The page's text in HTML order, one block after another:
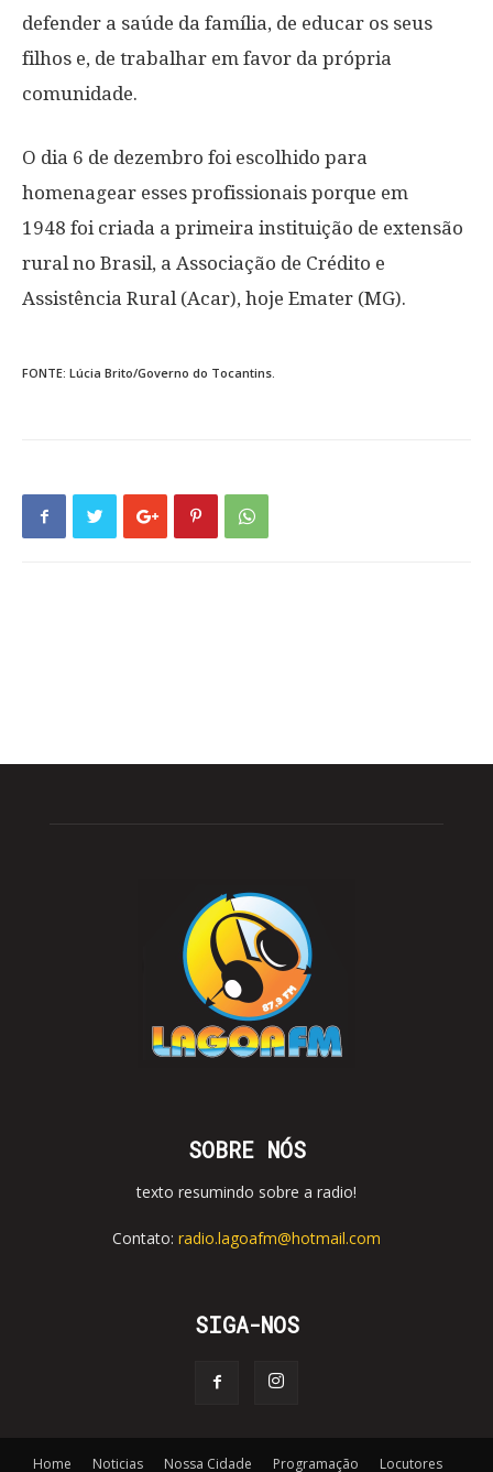
defender a saúde da família, de educar os seus
filhos e, de trabalhar em favor da própria
comunidade.
O dia 6 de dezembro foi escolhido para
homenagear esses profissionais porque em
1948 foi criada a primeira instituição de extensão
rural no Brasil, a Associação de Crédito e
Assistência Rural (Acar), hoje Emater (MG).
FONTE: Lúcia Brito/Governo do Tocantins.
SOBRE NÓS
texto resumindo sobre a radio!
Contato: radio.lagoafm@hotmail.com
SIGA-NOS
Home Noticias Nossa Cidade Programação Locutores